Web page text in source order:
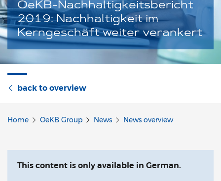
OeKB-Nachhaltigkeitsbericht
2019: Nachhaltigkeit im
Kerngeschäft weiter verankert
back to overview
Home OeKB Group News News overview
This content is only available in German.